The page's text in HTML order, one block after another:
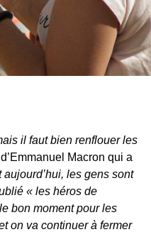
il faut bien renflouer les
Macron qui a
aujourd’hui, les gens sont
« les héros de
bon moment pour les
on va continuer à fermer